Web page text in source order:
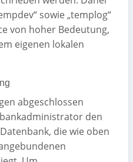
sowie „templog“
von hoher Bedeutung,
eigenen lokalen
abgeschlossen
den
die wie oben